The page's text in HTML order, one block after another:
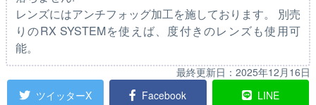
レンズにはアンチフォッグ加工を施しております。 別売
りのRX SYSTEMを使えば、度付きのレンズも使用可
能。
最終更新日： 2025年12月16日
ツイッターX
Facebook LINE